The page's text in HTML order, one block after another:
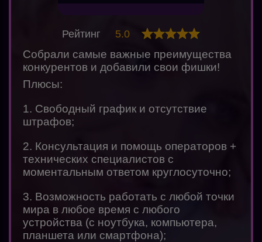
Собрали самые важные преимущества
конкурентов и добавили свои фишки!
Плюсы:
1. Свободный график и отсутствие
штрафов;
2. Консультация и помощь операторов +
технических специалистов с
моментальным ответом круглосуточно;
3. Возможность работать с любой точки
мира в любое время с любого
устройства (с ноутбука, компьютера,
планшета или смартфона);
Рейтинг 5.0